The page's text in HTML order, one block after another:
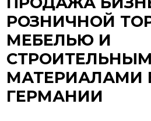
в ОАЭ | Открыть
Люксембурге
РОЗНИЧНОЙ
МЕБЕЛЬЮ И
МАТЕРИАЛАМИ
ГЕРМАНИИ